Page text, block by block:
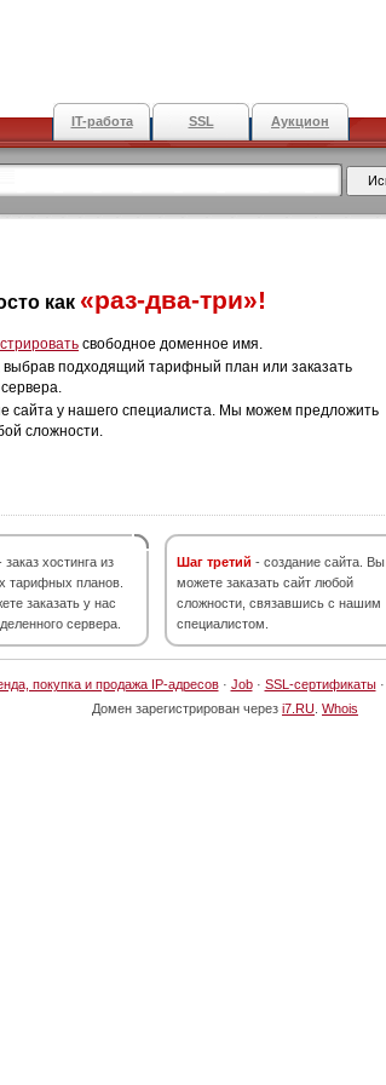
IT-работа SSL Аукцион
как «раз-два-три»!
свободное доменное имя.
выбрав подходящий тарифный план или заказать
сайта у нашего специалиста. Мы можем предложить
сложности.
заказ хостинга из
тарифных планов.
заказать у нас
сервера.
Шаг третий - создание сайта. Вы
можете заказать сайт любой
сложности, связавшись с нашим
специалистом.
покупка и продажа IP-адресов· Job· SSL-сертификаты·
Домен зарегистрирован через i7.RU Whois